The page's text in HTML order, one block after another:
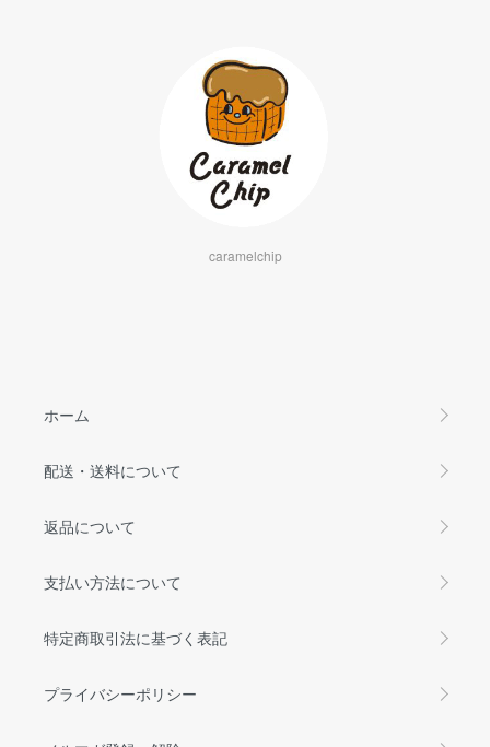
caramelchip
ホーム
配送・送料について
返品について
支払い方法について
特定商取引法に基づく表記
プライバシーポリシー